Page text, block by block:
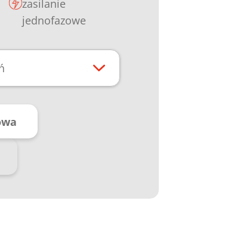
zasilanie
jednofazowe